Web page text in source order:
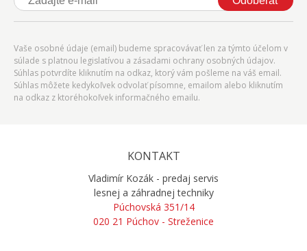
Vaše osobné údaje (email) budeme spracovávať len za týmto účelom v
súlade s platnou legislatívou a zásadami ochrany osobných údajov.
Súhlas potvrdíte kliknutím na odkaz, ktorý vám pošleme na váš email.
Súhlas môžete kedykoľvek odvolať písomne, emailom alebo kliknutím
na odkaz z ktoréhokoľvek informačného emailu.
KONTAKT
Vladimír Kozák - predaj servis
lesnej a záhradnej techniky
Púchovská 351/14
020 21 Púchov - Streženice